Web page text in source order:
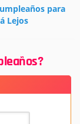
para
Lejos